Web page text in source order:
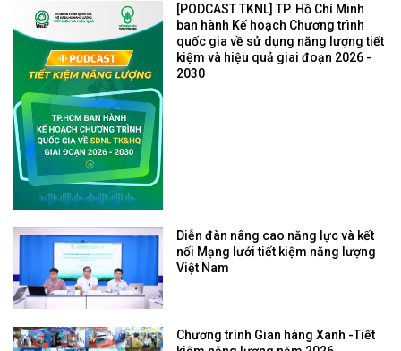
[PODCAST TKNL] TP. Hồ Chí Minh
ban hành Kế hoạch Chương trình
quốc gia về sử dụng năng lượng tiết
kiệm và hiệu quả giai đoạn 2026 -
2030
Diễn đàn nâng cao năng lực và kết
nối Mạng lưới tiết kiệm năng lượng
Việt Nam
Chương trình Gian hàng Xanh -Tiết